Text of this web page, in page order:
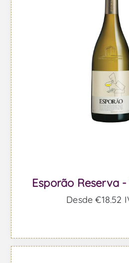
Esporão Reserva
Desde €18,52